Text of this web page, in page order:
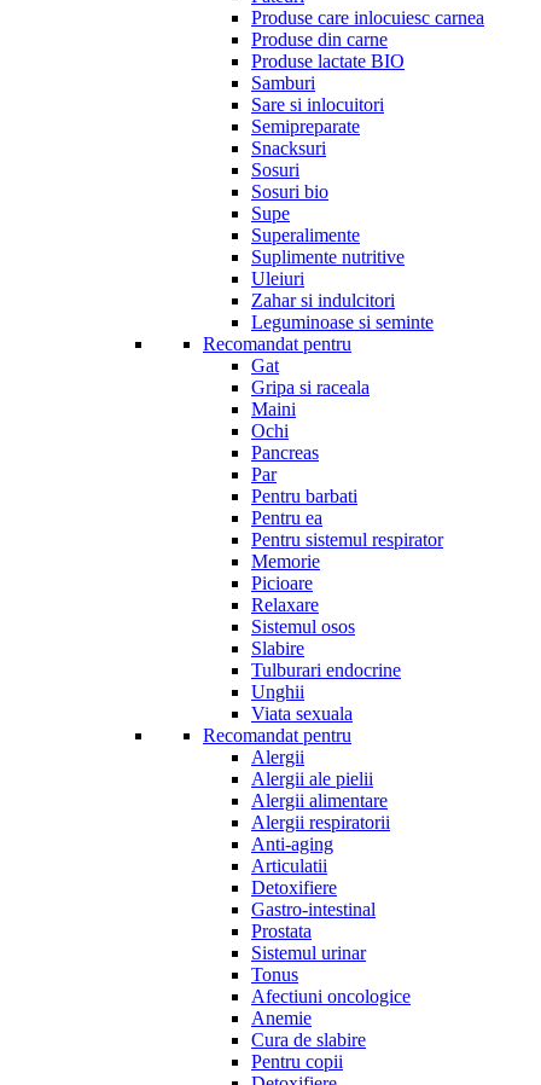
Produse care inlocuiesc carnea
Produse din carne
Produse lactate BIO
Samburi
Sare si inlocuitori
Semipreparate
Snacksuri
Sosuri
Sosuri bio
Supe
Superalimente
Suplimente nutritive
Uleiuri
Zahar si indulcitori
Leguminoase si seminte
Recomandat pentru
Gat
Gripa si raceala
Maini
Ochi
Pancreas
Par
Pentru barbati
Pentru ea
Pentru sistemul respirator
Memorie
Picioare
Relaxare
Sistemul osos
Slabire
Tulburari endocrine
Unghii
Viata sexuala
Recomandat pentru
Alergii
Alergii ale pielii
Alergii alimentare
Alergii respiratorii
Anti-aging
Articulatii
Detoxifiere
Gastro-intestinal
Prostata
Sistemul urinar
Tonus
Afectiuni oncologice
Anemie
Cura de slabire
Pentru copii